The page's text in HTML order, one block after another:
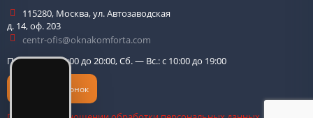
115280, Москва,ул. Автозаводская
д. 14, оф. 203
centr-ofis@oknakomforta.com
Пн. — Пт.: с 10:00 до 20:00, Сб. — Вс.: с 10:00 до 19:00
Обратный звонок